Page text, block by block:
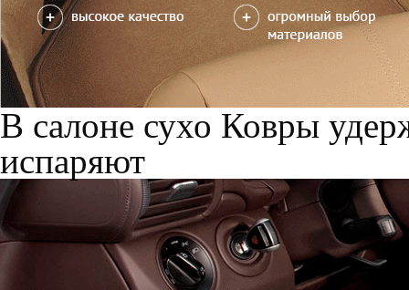
В салоне сухо Ковры
испаряют